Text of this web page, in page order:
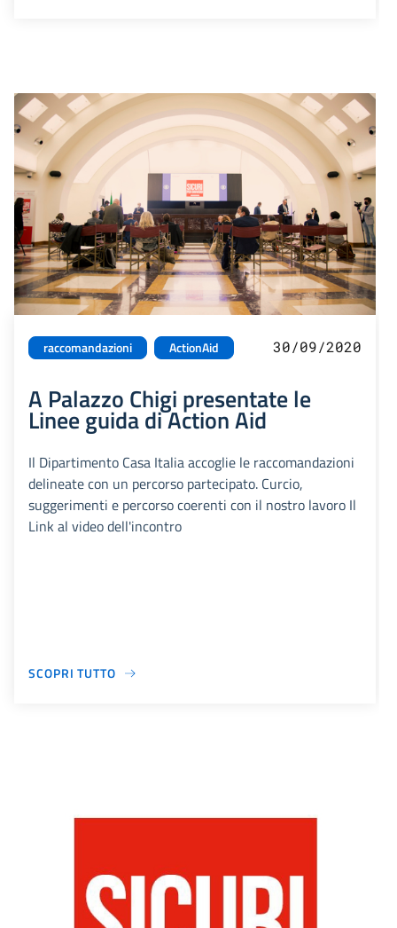
raccomandazioni ActionAid 30/09/2020
A Palazzo Chigi presentate le
Linee guida di Action Aid
Il Dipartimento Casa Italia accoglie le raccomandazioni
delineate con un percorso partecipato. Curcio,
suggerimenti e percorso coerenti con il nostro lavoro Il
Link al video dell'incontro
SCOPRI TUTTO